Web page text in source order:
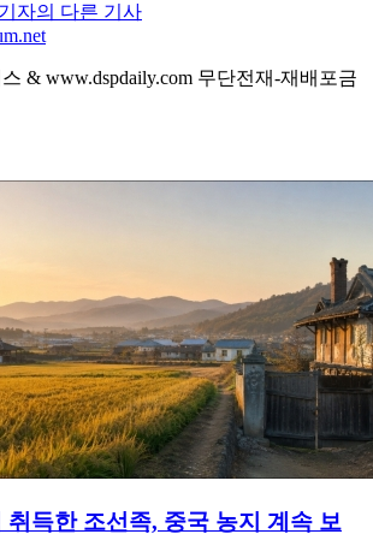
자의 다른 기사
& www.dspdaily.com 무단전재-재배포금
득한 조선족, 중국 농지 계속 보